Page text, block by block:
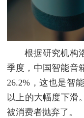
根据研究机构
季度，中国智能音
26.2%，这也是智
以上的大幅度下滑
被消费者抛弃了。